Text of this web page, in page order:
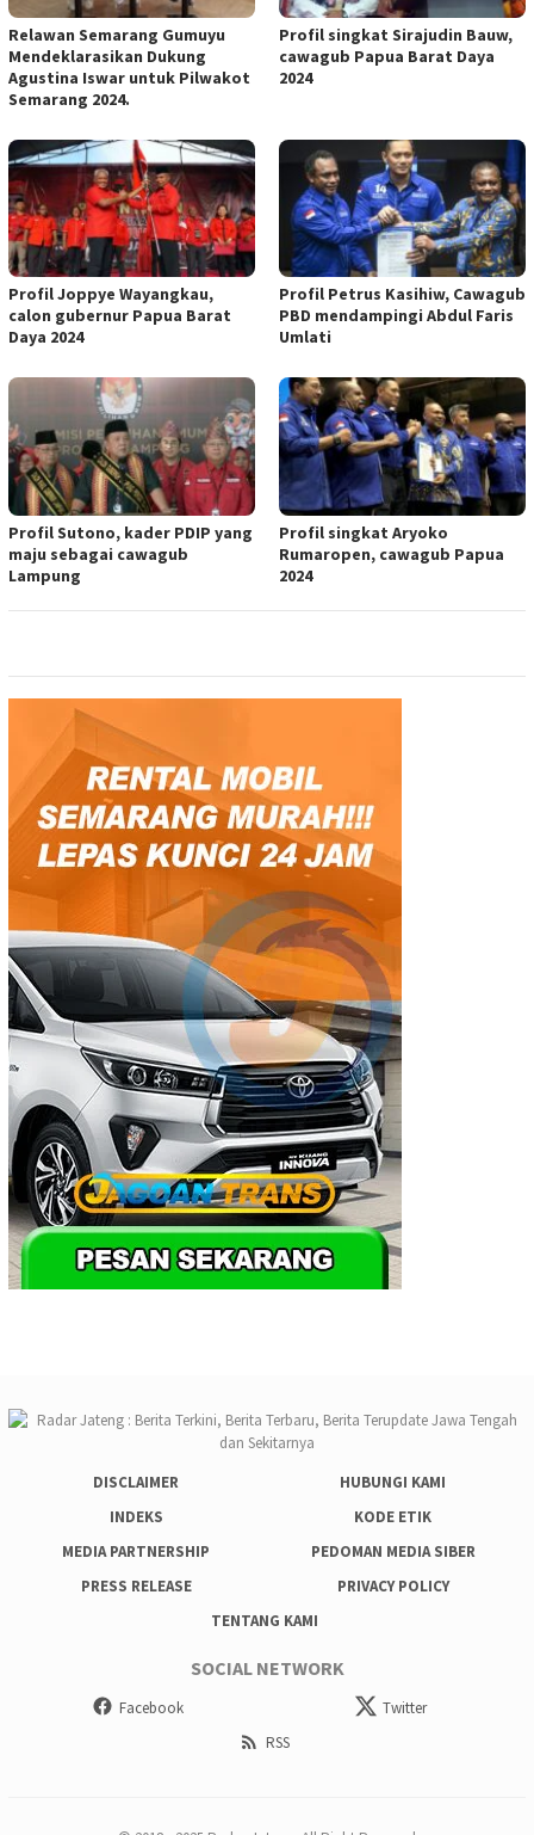
Relawan Semarang Gumuyu
Mendeklarasikan Dukung
Agustina Iswar untuk Pilwakot
Semarang 2024.
Profil singkat Sirajudin Bauw,
cawagub Papua Barat Daya
2024
Profil Joppye Wayangkau,
calon gubernur Papua Barat
Daya 2024
Profil Petrus Kasihiw, Cawagub
PBD mendampingi Abdul Faris
Umlati
Profil Sutono, kader PDIP yang
maju sebagai cawagub
Lampung
Profil singkat Aryoko
Rumaropen, cawagub Papua
2024
DISCLAIMER
HUBUNGI KAMI
INDEKS
KODE ETIK
MEDIA PARTNERSHIP
PEDOMAN MEDIA SIBER
PRESS RELEASE
PRIVACY POLICY
TENTANG KAMI
SOCIAL NETWORK
Facebook
Twitter
RSS